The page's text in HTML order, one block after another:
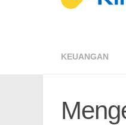
KEUANGAN